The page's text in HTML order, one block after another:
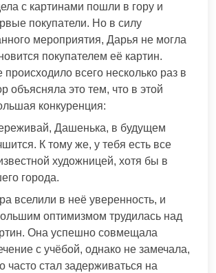
с картинами пошли в гору и
покупатели. Но в силу
мероприятия, Дарья не могла
покупателем её картин.
происходило всего несколько раз в
объясняла это тем, что в этой
конкуренция:
Дашенька, в будущем
К тому же, у тебя есть все
художницей, хотя бы в
города.
вселили в неё уверенность, и
оптимизмом трудилась над
Она успешно совмещала
с учёбой, однако не замечала,
часто стал задерживаться на